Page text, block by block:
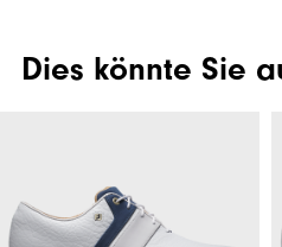
Dies könnte Sie